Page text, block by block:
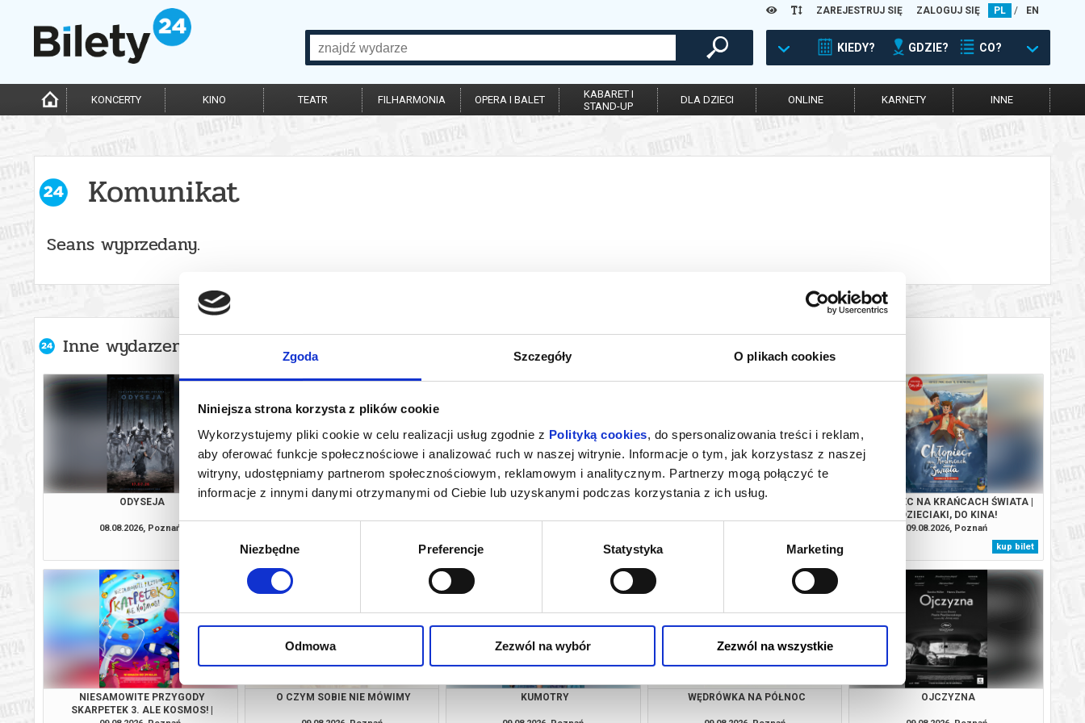
Zgoda Szczegóły O plikach cookies
Niniejsza strona korzysta z plików cookie
Wykorzystujemy pliki cookie w celu realizacji usług zgodnie z Polityką cookies, do spersonalizowania treści i reklam,
aby oferować funkcje społecznościowe i analizować ruch w naszej witrynie. Informacje o tym, jak korzystasz z naszej
witryny, udostępniamy partnerom społecznościowym, reklamowym i analitycznym. Partnerzy mogą połączyć te
informacje z innymi danymi otrzymanymi od Ciebie lub uzyskanymi podczas korzystania z ich usług.
Wybór
Niezbędne Preferencje Statystyka Marketing
Odmowa Zezwól na wybór Zezwól na wszystkie
ZAREJESTRUJ SIĘ ZALOGUJ SIĘ PL / EN
KIEDY? GDZIE? CO?
KONCERTY KINO TEATR FILHARMONIA OPERA I BALET
KABARET I
STAND-UP
DLA DZIECI ONLINE KARNETY INNE
Komunikat
Seans wyprzedany.
Inne wydarzenia organizatora
ODYSEJA
08.08.2026, Poznań
KWIAT OŚMIU GÓR | POKAZY
info
KANDYDACI ŚMIERCI
kup bilet
GÓRA MOCY | DZIECIAKI, DO KINA!
kup bilet
CHŁOPIEC NA KRAŃCACH ŚWIATA |
DZIECIAKI, DO KINA!
09.08.2026, Poznań
kup bilet
NIESAMOWITE PRZYGODY
SKARPETEK 3. ALE KOSMOS! |
O CZYM SOBIE NIE MÓWIMY KUMOTRY WĘDRÓWKA NA PÓŁNOC OJCZYZNA